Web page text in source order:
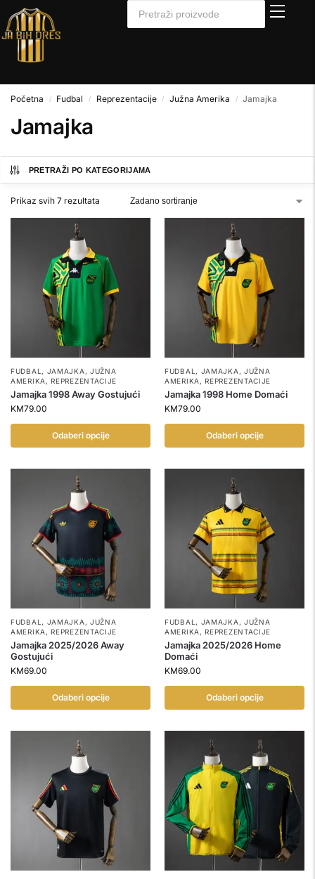
Početna / Fudbal / Reprezentacije / Južna Amerika / Jamajka
Jamajka
PRETRAŽI PO KATEGORIJAMA
Prikaz svih 7 rezultata
FUDBAL , JAMAJKA , JUŽNA
AMERIKA ,REPREZENTACIJE
Jamajka 1998 Away Gostujući
KM79.00
Odaberi opcije
FUDBAL , JAMAJKA , JUŽNA
AMERIKA ,REPREZENTACIJE
Jamajka 1998 Home Domaći
KM79.00
Odaberi opcije
FUDBAL , JAMAJKA , JUŽNA
AMERIKA ,REPREZENTACIJE
Jamajka 2025/2026 Away
Gostujući
KM69.00
Odaberi opcije
FUDBAL , JAMAJKA , JUŽNA
AMERIKA ,REPREZENTACIJE
Jamajka 2025/2026 Home
Domaći
KM69.00
Odaberi opcije